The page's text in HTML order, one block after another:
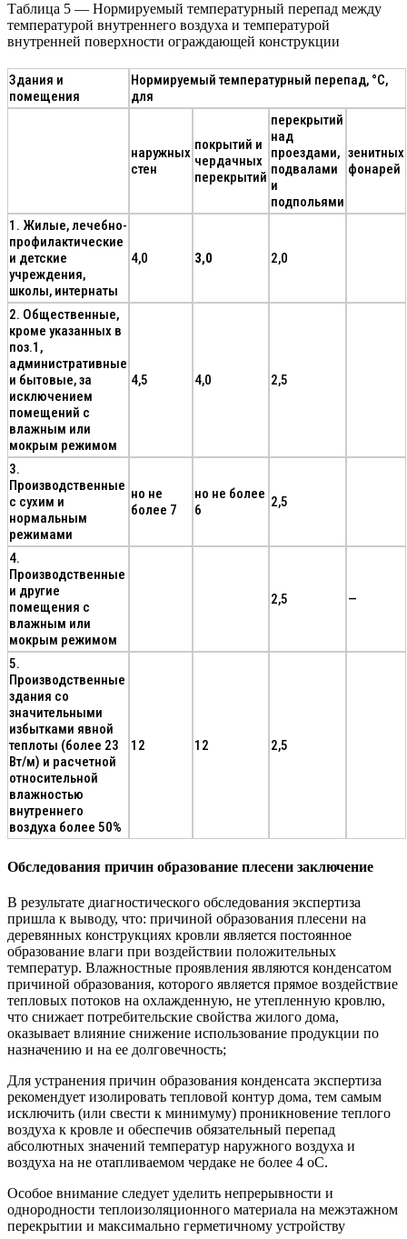
Таблица 5 — Нормируемый температурный перепад между
температурой внутреннего воздуха и температурой
внутренней поверхности ограждающей конструкции
Здания и
помещения
Нормируемый температурный перепад, °С,
для
наружных
стен
покрытий и
чердачных
перекрытий
перекрытий
над
проездами,
подвалами
и
подпольями
зенитных
фонарей
1. Жилые, лечебно-
профилактические
и детские
учреждения,
школы, интернаты
4,0 3,0 2,0
2. Общественные,
кроме указанных в
поз.1,
административные
и бытовые, за
исключением
помещений с
влажным или
мокрым режимом
4,5 4,0 2,5
3.
Производственные
с сухим и
нормальным
режимами
но не
более 7
но не более
6
2,5
4.
Производственные
и другие
помещения с
влажным или
мокрым режимом
2,5 —
5.
Производственные
здания со
значительными
избытками явной
теплоты (более 23
Вт/м) и расчетной
относительной
влажностью
внутреннего
воздуха более 50%
12 12 2,5
Обследования причин образование плесени заключение
В результате диагностического обследования экспертиза
пришла к выводу, что: причиной образования плесени на
деревянных конструкциях кровли является постоянное
образование влаги при воздействии положительных
температур. Влажностные проявления являются конденсатом
причиной образования, которого является прямое воздействие
тепловых потоков на охлажденную, не утепленную кровлю,
что снижает потребительские свойства жилого дома,
оказывает влияние снижение использование продукции по
назначению и на ее долговечность;
Для устранения причин образования конденсата экспертиза
рекомендует изолировать тепловой контур дома, тем самым
исключить (или свести к минимуму) проникновение теплого
воздуха к кровле и обеспечив обязательный перепад
абсолютных значений температур наружного воздуха и
воздуха на не отапливаемом чердаке не более 4 оС.
Особое внимание следует уделить непрерывности и
однородности теплоизоляционного материала на межэтажном
перекрытии и максимально герметичному устройству